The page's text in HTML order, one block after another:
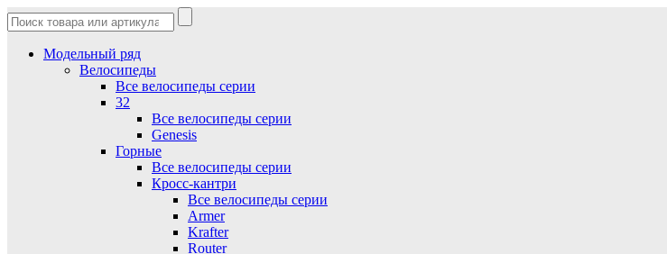
Модельный ряд
Велосипеды
Все велосипеды серии
32
Все велосипеды серии
Genesis
Горные
Все велосипеды серии
Кросс-кантри
Все велосипеды серии
Armer
Krafter
Router